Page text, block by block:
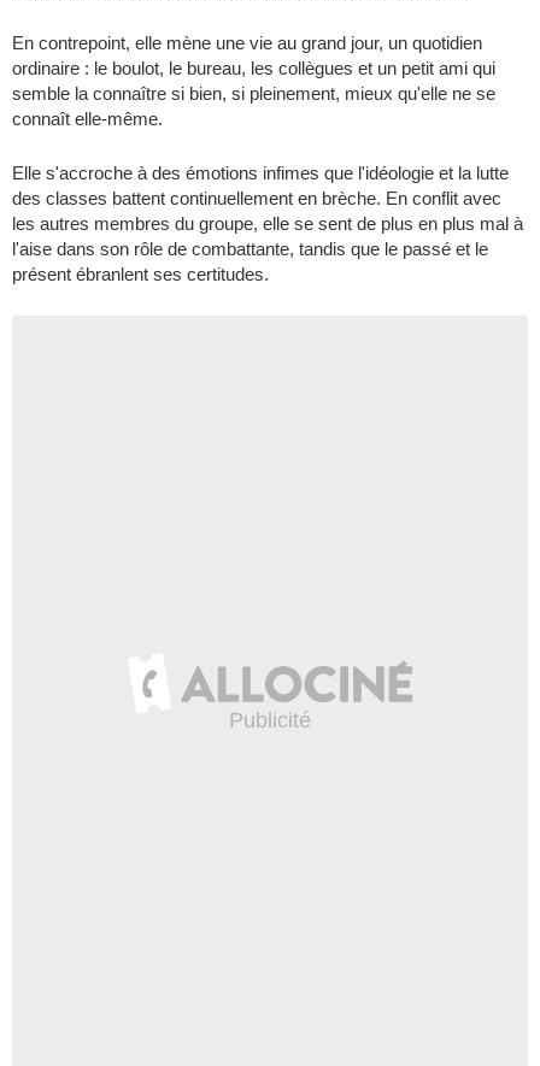
En contrepoint, elle mène une vie au grand jour, un quotidien
ordinaire : le boulot, le bureau, les collègues et un petit ami qui
semble la connaître si bien, si pleinement, mieux qu'elle ne se
connaît elle-même.
Elle s'accroche à des émotions infimes que l'idéologie et la lutte
des classes battent continuellement en brèche. En conflit avec
les autres membres du groupe, elle se sent de plus en plus mal à
l'aise dans son rôle de combattante, tandis que le passé et le
présent ébranlent ses certitudes.